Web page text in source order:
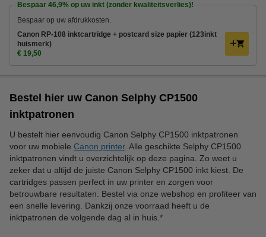
Bespaar 46,9% op uw inkt (zonder kwaliteitsverlies)!
Bespaar op uw afdrukkosten.
Canon RP-108 inktcartridge + postcard size papier (123inkt
huismerk)
€ 19,50
Bestel hier uw Canon Selphy CP1500
inktpatronen
U bestelt hier eenvoudig Canon Selphy CP1500 inktpatronen
voor uw mobiele Canon printer. Alle geschikte Selphy CP1500
inktpatronen vindt u overzichtelijk op deze pagina. Zo weet u
zeker dat u altijd de juiste Canon Selphy CP1500 inkt kiest. De
cartridges passen perfect in uw printer en zorgen voor
betrouwbare resultaten. Bestel via onze webshop en profiteer van
een snelle levering. Dankzij onze voorraad heeft u de
inktpatronen de volgende dag al in huis.*